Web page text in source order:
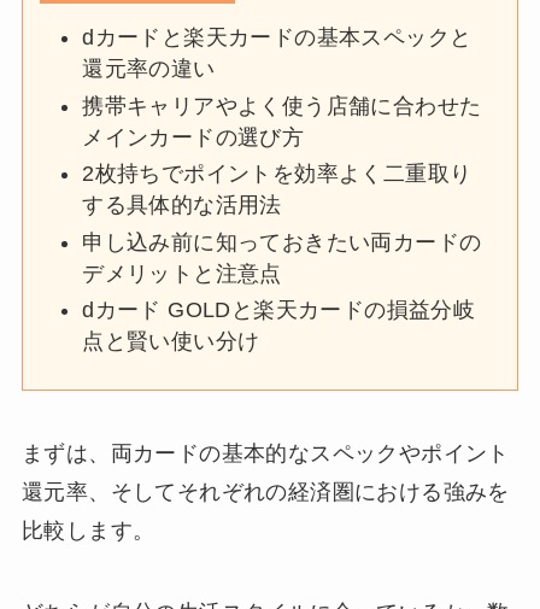
dカードと楽天カードの基本スペックと
還元率の違い
携帯キャリアやよく使う店舗に合わせた
メインカードの選び方
2枚持ちでポイントを効率よく二重取り
する具体的な活用法
申し込み前に知っておきたい両カードの
デメリットと注意点
dカード GOLDと楽天カードの損益分岐
点と賢い使い分け
まずは、両カードの基本的なスペックやポイント
還元率、そしてそれぞれの経済圏における強みを
比較します。